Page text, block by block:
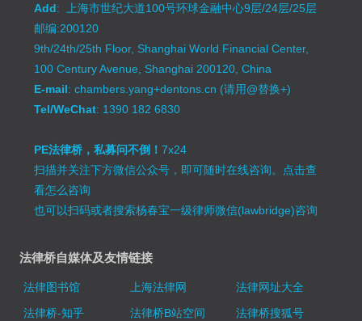
Add: 上海市世纪大道100号环球金融中心9层/24层/25层
邮编:200120
9th/24th/25th Floor, Shanghai World Financial Center,
100 Century Avenue, Shanghai 200120, China
E-mail: chambers.yang+dentons.cn (请用@替换+)
Tel/WeChat: 1390 182 6830
PE法律桥，私募问不倒！7x24
扫描并关注下方微信公众号，即可随时在线咨询。 点击查
看怎么咨询
也可以扫码或者搜索杨春宝一级律师微信(lawbridge)咨询
法律桥自媒体及友情链接
法律图书馆 上海法律网
法律网址大全
法律桥-知乎
法律桥B站空间
法律桥搜狐号